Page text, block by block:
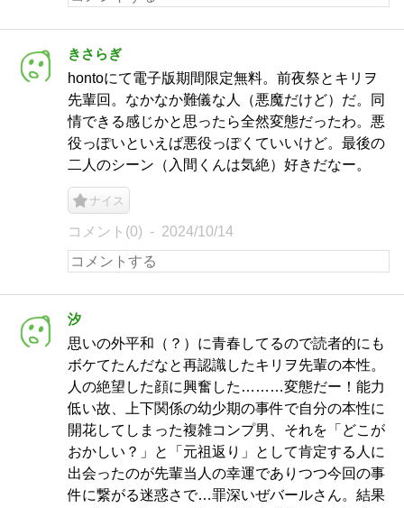
きさらぎ
hontoにて電子版期間限定無料。前夜祭とキリヲ
先輩回。なかなか難儀な人（悪魔だけど）だ。同
情できる感じかと思ったら全然変態だったわ。悪
役っぽいといえば悪役っぽくていいけど。最後の
二人のシーン（入間くんは気絶）好きだなー。
ナイス
コメント(0) 2024/10/14
汐
思いの外平和（？）に青春してるので読者的にも
ボケてたんだなと再認識したキリヲ先輩の本性。
人の絶望した顔に興奮した………変態だー！能力
低い故、上下関係の幼少期の事件で自分の本性に
開花してしまった複雑コンプ男、それを「どこが
おかしい？」と「元祖返り」として肯定する人に
出会ったのが先輩当人の幸運でありつつ今回の事
件に繋がる迷惑さで…罪深いぜバールさん。結果